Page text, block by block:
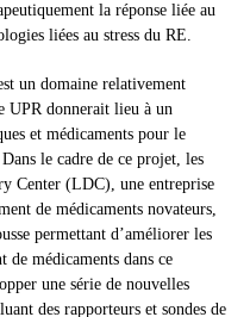
la réponse liée au
liées au stress du RE.
un domaine relativement
UPR donnerait lieu à un
et médicaments pour le
le cadre de ce projet, les
Center (LDC), une entreprise
de médicaments novateurs,
permettant d’améliorer les
de médicaments dans ce
une série de nouvelles
des rapporteurs et sondes de